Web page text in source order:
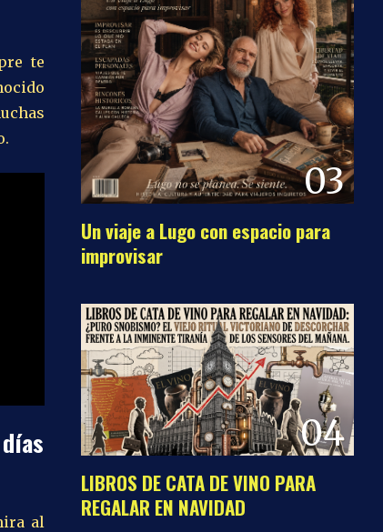
te
al
03
Un viaje a Lugo con espacio para
improvisar
04
LIBROS DE CATA DE VINO PARA
REGALAR EN NAVIDAD